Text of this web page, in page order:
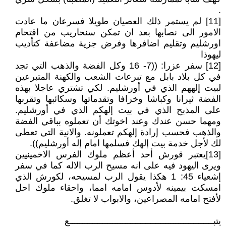
.
[11] لم يستمر ذلك العصيان طويلا فسرعان ما عادت
الامور الى نصابها بعد ان تمكن سنحاريب من اقتحام
اورشليم وتقليم اضافرها وفرض جزية مضاعفة كتأديب
ليهوذا
[12] سفر عزرا: ((7- 16 وكل الفضة والذهب التي تجد
في كل بلاد بابل مع تبرعات الشعب والكهنة المتبرعين
لبيت إلههم الذي في أورشليم. لكي تشتري عاجلا بهذه
الفضة ثيرانا وكباشا وخرافا وتقدماتها وسكائبها وتقربها
على المذبح الذي في بيت إلهكم الذي في أورشليم.
ومهما حسن عندك وعند اخوتك أن تعملوه بباقي الفضة
والذهب فحسب إرادة إلهكم تعملونه. والانية التي تعطى
لك لأجل خدمة بيت إلهك فسلمها امام إله أورشليم)).
[13]يعتبر قورش أحد أعظم ملوك الفرس الاخمينيين
ويرى اليهود فيه على انه مسيح الرب الاله كما في سفر
إشعياء 45: 1 هكذا يقول الرب لمسيحه، لكورش الذي
امسكت بيمينه لأدوس امامه امما، واحقاء ملوك احل
لأفتح امامه المصراعين، والابواب لا تغلق.
يتبـــــــــــــــــــــــــــــــــــــــــــــــــــــــــع